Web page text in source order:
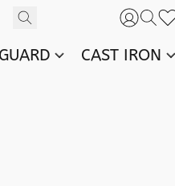
CAST IRON